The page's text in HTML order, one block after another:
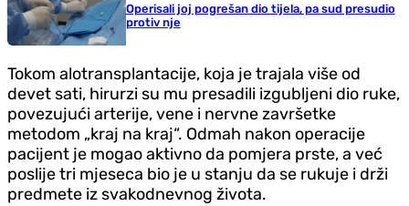
Operisali joj pogrešan dio tijela, pa sud presudio
protiv nje
Tokom alotransplantacije, koja je trajala više od
devet sati, hirurzi su mu presadili izgubljeni dio ruke,
povezujući arterije, vene i nervne završetke
metodom „kraj na kraj“. Odmah nakon operacije
pacijent je mogao aktivno da pomjera prste, a već
poslije tri mjeseca bio je u stanju da se rukuje i drži
predmete iz svakodnevnog života.